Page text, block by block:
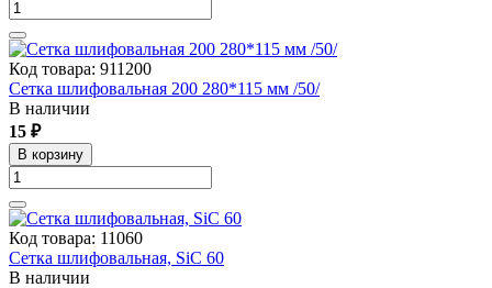
Код товара: 911200
Сетка шлифовальная 200 280*115 мм /50/
В наличии
15 ₽
В корзину
Код товара: 11060
Сетка шлифовальная, SiC 60
В наличии